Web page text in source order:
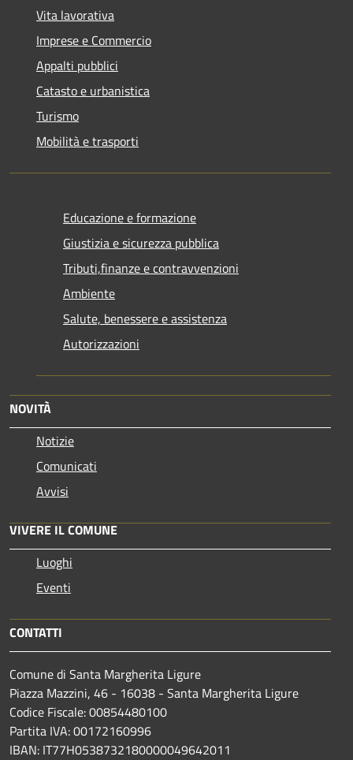
Vita lavorativa
Imprese e Commercio
Appalti pubblici
Catasto e urbanistica
Turismo
Mobilità e trasporti
Educazione e formazione
Giustizia e sicurezza pubblica
Tributi,finanze e contravvenzioni
Ambiente
Salute, benessere e assistenza
Autorizzazioni
NOVITÀ
Notizie
Comunicati
Avvisi
VIVERE IL COMUNE
Luoghi
Eventi
CONTATTI
Comune di Santa Margherita Ligure
Piazza Mazzini, 46 - 16038 - Santa Margherita Ligure
Codice Fiscale: 00854480100
Partita IVA: 00172160996
IBAN: IT77H0538732180000049642011